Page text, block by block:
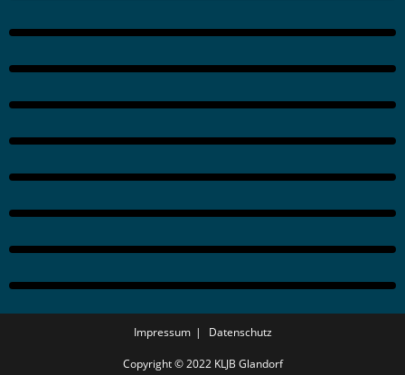
Impressum Datenschutz
Copyright © 2022 KLJB Glandorf